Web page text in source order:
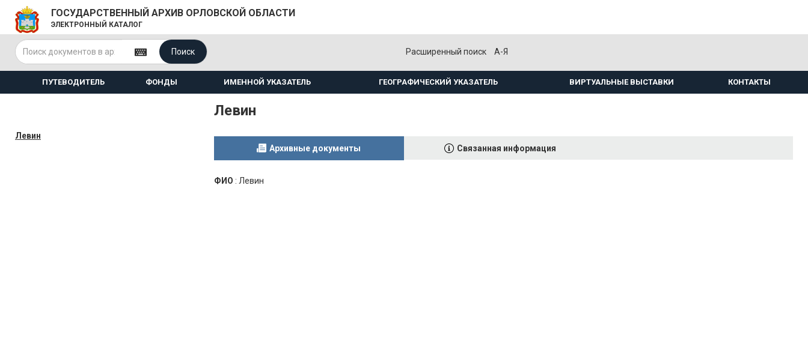
ГОСУДАРСТВЕННЫЙ АРХИВ ОРЛОВСКОЙ ОБЛАСТИ
ЭЛЕКТРОННЫЙ КАТАЛОГ
Поиск Расширенный поиск А-Я
ПУТЕВОДИТЕЛЬ ФОНДЫ ИМЕННОЙ УКАЗАТЕЛЬ ГЕОГРАФИЧЕСКИЙ УКАЗАТЕЛЬ ВИРТУАЛЬНЫЕ ВЫСТАВКИ КОНТАКТЫ
Левин
Левин
Архивные документы Связанная информация
ФИО : Левин